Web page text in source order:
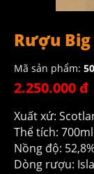
Rượu
Mã sản phẩm:
2.250.000 đ
Xuất xứ:
Thể tích: 700ml
Nồng độ:
Dòng rượu: